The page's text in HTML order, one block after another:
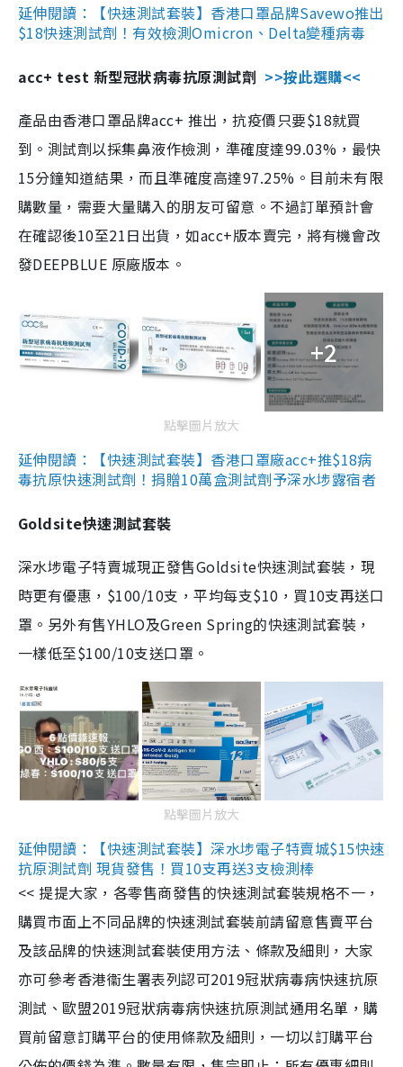
延伸閱讀：【快速測試套裝】香港口罩品牌Savewo推出
$18快速測試劑！有效檢測Omicron、Delta變種病毒
acc+ test 新型冠狀病毒抗原測試劑 >>按此選購<<
產品由香港口罩品牌acc+ 推出，抗疫價只要$18就買
到。測試劑以採集鼻液作檢測，準確度達99.03%，最快
15分鐘知道結果，而且準確度高達97.25%。目前未有限
購數量，需要大量購入的朋友可留意。不過訂單預計會
在確認後10至21日出貨，如acc+版本賣完，將有機會改
發DEEPBLUE 原廠版本。
+2
點擊圖片放大
延伸閱讀：【快速測試套裝】香港口罩廠acc+推$18病
毒抗原快速測試劑！捐贈10萬盒測試劑予深水埗露宿者
Goldsite快速測試套裝
深水埗電子特賣城現正發售Goldsite快速測試套裝，現
時更有優惠，$100/10支，平均每支$10，買10支再送口
罩。另外有售YHLO及Green Spring的快速測試套裝，
一樣低至$100/10支送口罩。
點擊圖片放大
延伸閱讀：【快速測試套裝】深水埗電子特賣城$15快速
抗原測試劑 現貨發售！買10支再送3支檢測棒
<< 提提大家，各零售商發售的快速測試套裝規格不一，
購買市面上不同品牌的快速測試套裝前請留意售賣平台
及該品牌的快速測試套裝使用方法、條款及細則，大家
亦可參考香港衞生署表列認可2019冠狀病毒病快速抗原
測試、歐盟2019冠狀病毒病快速抗原測試通用名單，購
買前留意訂購平台的使用條款及細則，一切以訂購平台